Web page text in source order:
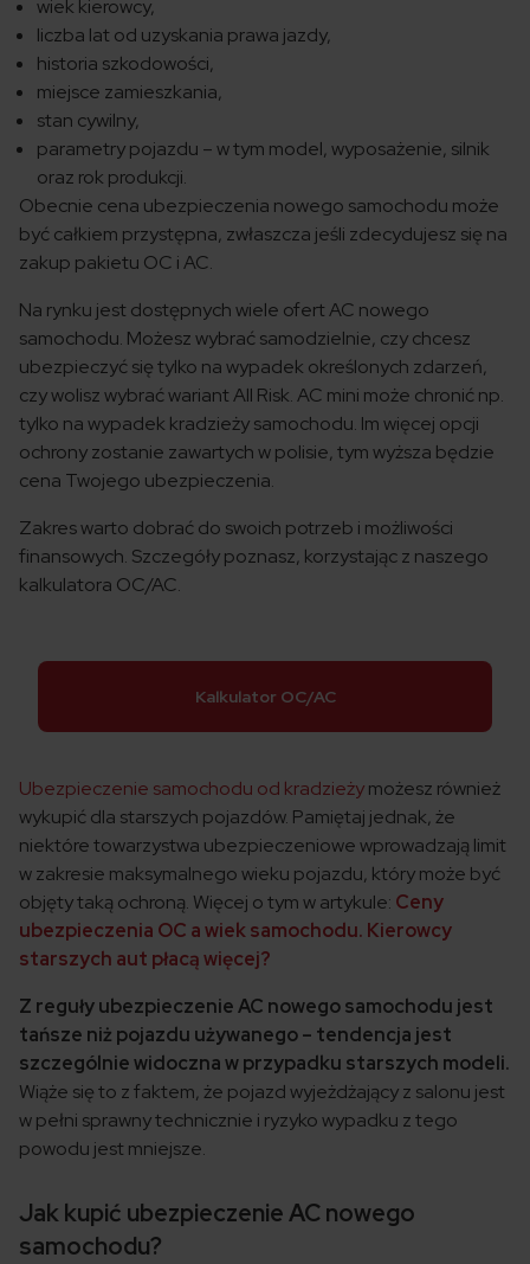
wiek kierowcy,
liczba lat od uzyskania prawa jazdy,
historia szkodowości,
miejsce zamieszkania,
stan cywilny,
parametry pojazdu – w tym model, wyposażenie, silnik
oraz rok produkcji.
Obecnie cena ubezpieczenia nowego samochodu może
być całkiem przystępna, zwłaszcza jeśli zdecydujesz się na
zakup pakietu OC i AC.
Na rynku jest dostępnych wiele ofert AC nowego
samochodu. Możesz wybrać samodzielnie, czy chcesz
ubezpieczyć się tylko na wypadek określonych zdarzeń,
czy wolisz wybrać wariant All Risk. AC mini może chronić np.
tylko na wypadek kradzieży samochodu. Im więcej opcji
ochrony zostanie zawartych w polisie, tym wyższa będzie
cena Twojego ubezpieczenia.
Zakres warto dobrać do swoich potrzeb i możliwości
finansowych. Szczegóły poznasz, korzystając z naszego
kalkulatora OC/AC.
Kalkulator OC/AC
Ubezpieczenie samochodu od kradzieżymożesz również
wykupić dla starszych pojazdów. Pamiętaj jednak, że
niektóre towarzystwa ubezpieczeniowe wprowadzają limit
w zakresie maksymalnego wieku pojazdu, który może być
objęty taką ochroną. Więcej o tym w artykule: Ceny
ubezpieczenia OC a wiek samochodu. Kierowcy
starszych aut płacą więcej?
Z reguły ubezpieczenie AC nowego samochodu jest
tańsze niż pojazdu używanego – tendencja jest
szczególnie widoczna w przypadku starszych modeli.
Wiąże się to z faktem, że pojazd wyjeżdżający z salonu jest
w pełni sprawny technicznie i ryzyko wypadku z tego
powodu jest mniejsze.
Jak kupić ubezpieczenie AC nowego
samochodu?